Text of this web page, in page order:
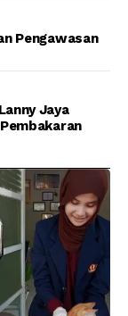
Pengawasan
Jaya